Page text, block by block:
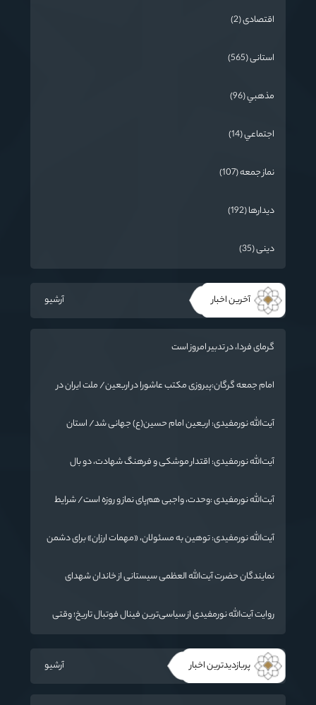
اقتصادی (2)
استانی (565)
مذهبي (96)
اجتماعي (14)
نماز جمعه (107)
دیدارها (192)
دینی (35)
آخرین اخبار آرشیو
گرمای فردا، در تدبیر امروز است
امام جمعه گرگان:پیروزی مکتب عاشورا در اربعین/ ملت ایران در
آیت‌الله نورمفیدی: اربعین امام حسین(ع) جهانی شد/ استان
دارد
آیت‌الله نورمفیدی: اقتدار موشکی و فرهنگ شهادت، دو بال
آیت‌الله نورمفیدی :وحدت، واجبی هم‌پای نماز و روزه است/ شرایط
آیت‌الله نورمفیدی: توهین به مسئولان، «مهمات ارزان» برای دشمن
نمایندگان حضرت آیت‌الله العظمی سیستانی از خاندان شهدای
روایت آیت‌الله نورمفیدی از سیاسی‌ترین فینال فوتبال تاریخ؛ وقتی
پربازدیدترین اخبار آرشیو